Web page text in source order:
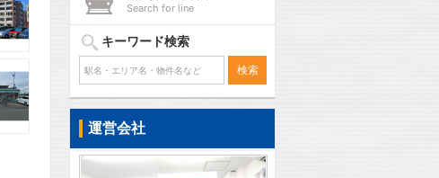
Search for line
キーワード検索
運営会社